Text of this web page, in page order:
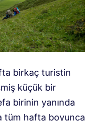
birkaç turistin
küçük bir
birinin yanında
tüm hafta boyunca